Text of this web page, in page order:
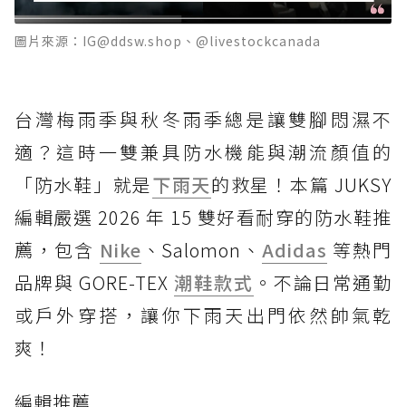
圖片來源：IG@ddsw.shop、@livestockcanada
台灣梅雨季與秋冬雨季總是讓雙腳悶濕不
適？這時一雙兼具防水機能與潮流顏值的
「防水鞋」就是下雨天的救星！本篇 JUKSY
編輯嚴選 2026 年 15 雙好看耐穿的防水鞋推
薦，包含 Nike 、Salomon、Adidas 等熱門
品牌與 GORE-TEX 潮鞋款式 。不論日常通勤
或戶外穿搭，讓你下雨天出門依然帥氣乾
爽！